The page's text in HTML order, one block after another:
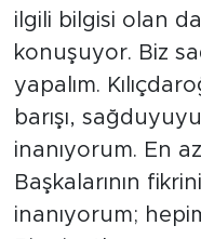
ilgili bilgisi olan
konuşuyor. Biz
yapalım.
barışı,
inanıyorum. En
Başkalarının
inanıyorum;